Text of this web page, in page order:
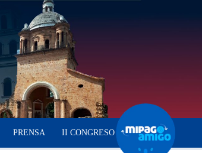
PRENSA II CONGRESO